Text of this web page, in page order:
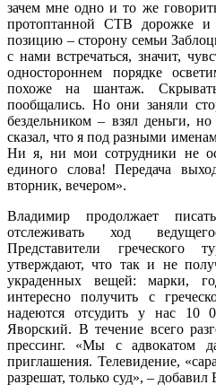
зачем мне одно и то же
протоптанной СТВ дорожке и
позицию – сторону семьи
с нами встречаться, значит,
одностороннем порядке
похоже на шантаж.
пообщались. Но они заняли
бездельником – взял деньги,
сказал, что я под разными
Ни я, ни мои сотрудники не
единого слова! Передача
вторник, вечером».
Владимир продолжает
отслеживать ход
Представители греческого
утверждают, что так и не
украденных вещей: марки,
интересно получить с
надеются отсудить у нас 10
Яворский. В течение всего
прессинг. «Мы с адвокатом
приглашения. Телевидение,
разрешат, только суд», –